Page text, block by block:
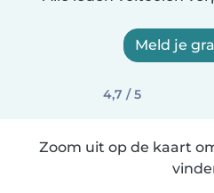
Meld je
4,7 / 5
Zoom uit op de kaart